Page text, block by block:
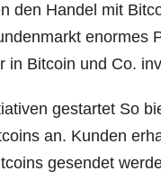
den Han­del mit
enor­mes
Bit­co­in und Co.
gestar­tet So
an. Kun­den
gesen­det